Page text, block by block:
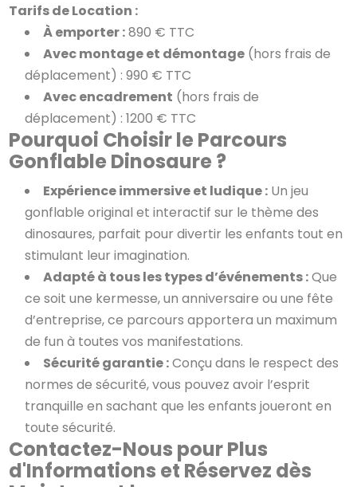
Tarifs de Location :
À emporter :890 € TTC
Avec montage et démontage (hors frais de
déplacement) : 990 € TTC
Avec encadrement (hors frais de
déplacement) : 1200 € TTC
Pourquoi Choisir le Parcours
Gonflable Dinosaure ?
Expérience immersive et ludique : Un jeu
gonflable original et interactif sur le thème des
dinosaures, parfait pour divertir les enfants tout en
stimulant leur imagination.
Adapté à tous les types d’événements :Que
ce soit une kermesse, un anniversaire ou une fête
d’entreprise, ce parcours apportera un maximum
de fun à toutes vos manifestations.
Sécurité garantie :Conçu dans le respect des
normes de sécurité, vous pouvez avoir l’esprit
tranquille en sachant que les enfants joueront en
toute sécurité.
Contactez-Nous pour Plus
d'Informations et Réservez dès